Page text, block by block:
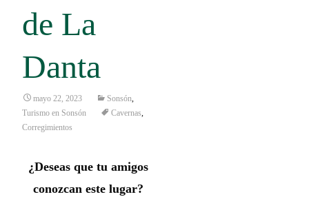
de La
Danta
mayo 22, 2023 Sonsón
Turismo en Sonsón
Cavernas
Corregimientos
¿Deseas que tu amigos
conozcan este lugar?